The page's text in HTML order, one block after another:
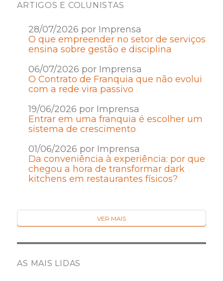
ARTIGOS E COLUNISTAS
28/07/2026 por Imprensa
O que empreender no setor de serviços
ensina sobre gestão e disciplina
06/07/2026 por Imprensa
O Contrato de Franquia que não evolui
com a rede vira passivo
19/06/2026 por Imprensa
Entrar em uma franquia é escolher um
sistema de crescimento
01/06/2026 por Imprensa
Da conveniência à experiência: por que
chegou a hora de transformar dark
kitchens em restaurantes físicos?
VER MAIS
AS MAIS LIDAS